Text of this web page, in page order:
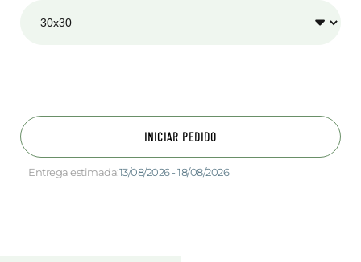
INICIAR PEDIDO
Entrega estimada:13/08/2026 - 18/08/2026